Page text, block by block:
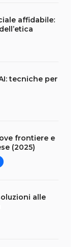
affidabile:
tecniche per
frontiere e
(2025)
alle